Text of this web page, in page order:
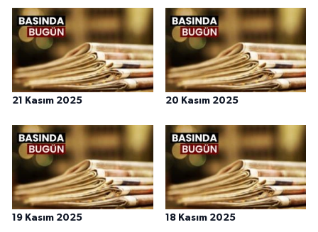
21 Kasım 2025 20 Kasım 2025
19 Kasım 2025 18 Kasım 2025
Kastamonu Müftülüğü
Kayseri Müftülüğü
Kilis Müftülüğü
Kırklareli Müftülüğü
Kırşehir Müftülüğü
Kocaeli Müftülüğü